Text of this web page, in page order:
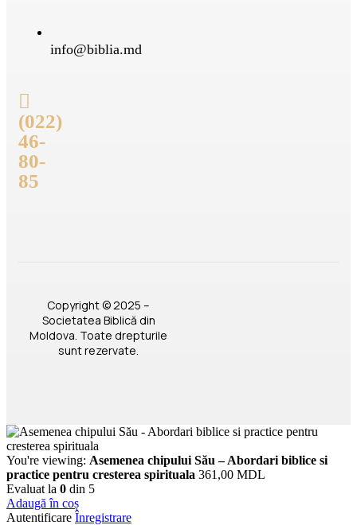
info@biblia.md
(022)
46-
80-
85
Copyright © 2025 –
Societatea Biblică din
Moldova. Toate drepturile
sunt rezervate.
You're viewing: Asemenea chipului Său – Abordari biblice si
practice pentru cresterea spirituala 361,00 MDL
Evaluat la 0 din 5
Adaugă în coș
Autentificare Înregistrare